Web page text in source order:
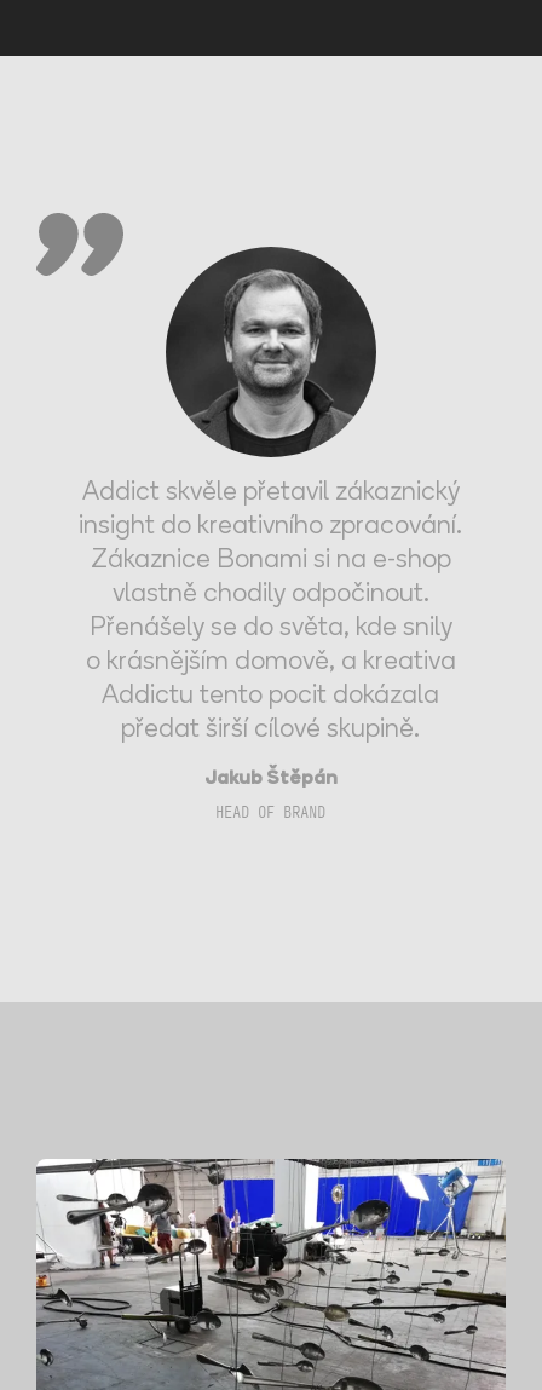
Addict skvěle přetavil zákaznický
insight do kreativního zpracování.
Zákaznice Bonami si na e-shop
vlastně chodily odpočinout.
Přenášely se do světa, kde snily
o krásnějším domově, a kreativa
Addictu tento pocit dokázala
předat širší cílové skupině.
Jakub Štěpán
HEAD OF BRAND